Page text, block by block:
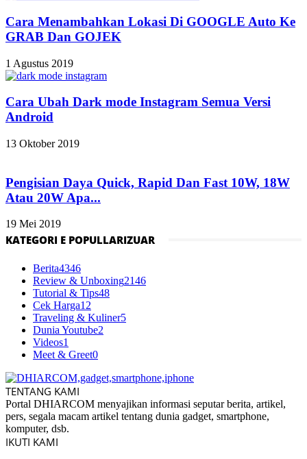
Cara Menambahkan Lokasi Di GOOGLE Auto Ke
GRAB Dan GOJEK
1 Agustus 2019
Cara Ubah Dark mode Instagram Semua Versi
Android
13 Oktober 2019
Pengisian Daya Quick, Rapid Dan Fast 10W, 18W
Atau 20W Apa...
19 Mei 2019
KATEGORI E POPULLARIZUAR
Berita4346
Review & Unboxing2146
Tutorial & Tips48
Cek Harga12
Traveling & Kuliner5
Dunia Youtube2
Videos1
Meet & Greet0
TENTANG KAMI
Portal DHIARCOM menyajikan informasi seputar berita, artikel,
pers, segala macam artikel tentang dunia gadget, smartphone,
komputer, dsb.
IKUTI KAMI